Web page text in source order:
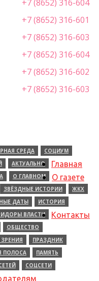
+7 (8652) 316-604
+7 (8652) 316-601
+7 (8652) 316-603
+7 (8652) 316-604
+7 (8652) 316-602
+7 (8652) 316-603
СРЕДА
СОЦИУМ
АКТУАЛЬНО
О ГЛАВНОМ
ЗВЁЗДНЫЕ ИСТОРИИ
ЖКХ
ДАТЫ
ИСТОРИЯ
ВЛАСТИ
ОБЩЕСТВО
ПРАЗДНИК
ПОЛОСА
ПАМЯТЬ
СОЦСЕТИ
Главная
О газете
Контакты